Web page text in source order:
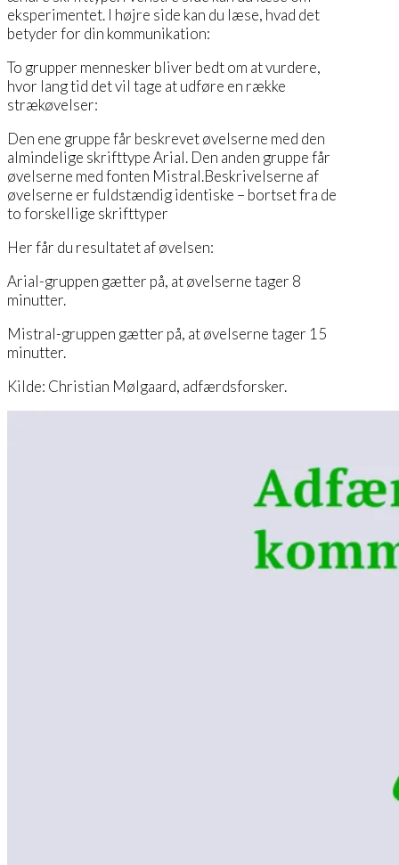
eksperimentet. I højre side kan du læse, hvad det
betyder for din kommunikation:
To grupper mennesker bliver bedt om at vurdere,
hvor lang tid det vil tage at udføre en række
strækøvelser:
Den ene gruppe får beskrevet øvelserne med den
almindelige skrifttype Arial. Den anden gruppe får
øvelserne med fonten Mistral.Beskrivelserne af
øvelserne er fuldstændig identiske – bortset fra de
to forskellige skrifttyper
Her får du resultatet af øvelsen:
Arial-gruppen gætter på, at øvelserne tager 8
minutter.
Mistral-gruppen gætter på, at øvelserne tager 15
minutter.
Kilde: Christian Mølgaard, adfærdsforsker.